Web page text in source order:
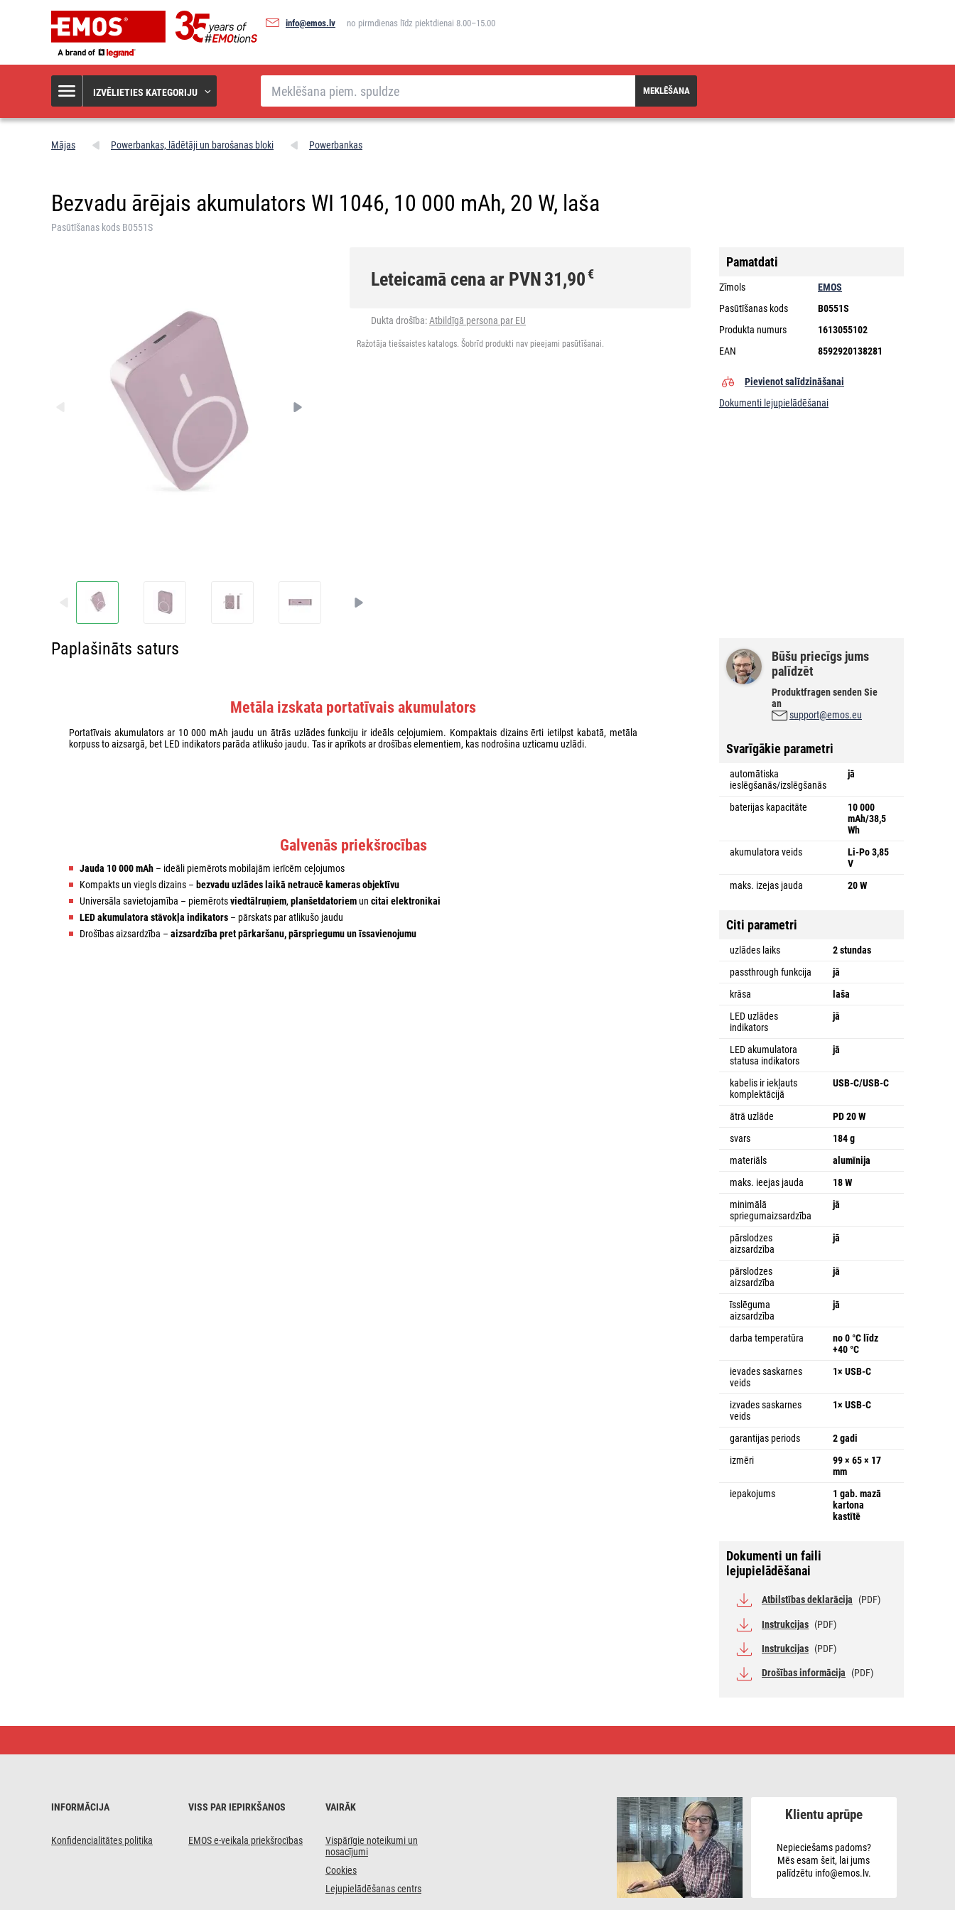
info@emos.lv no pirmdienas līdz piektdienai 8.00–15.00
IZVĒLIETIES KATEGORIJU
Meklēšana
MEKLĒŠANA
Mājas Powerbankas, lādētāji un barošanas bloki Powerbankas
Bezvadu ārējais akumulators WI 1046, 10 000 mAh, 20 W, laša
Pasūtīšanas kods B0551S
Leteicamā cena ar PVN 31,90€
Dukta drošība:Atbildīgā persona par EU
Ražotāja tiešsaistes katalogs. Šobrīd produkti nav pieejami pasūtīšanai.
Pamatdati
Zīmols
EMOS
Pasūtīšanas kods
B0551S
Produkta numurs
1613055102
EAN
8592920138281
Pievienot salīdzināšanai
Dokumenti lejupielādēšanai
Paplašināts saturs
Metāla izskata portatīvais akumulators
Portatīvais akumulators ar 10 000 mAh jaudu un ātrās uzlādes funkciju ir ideāls ceļojumiem. Kompaktais dizains ērti ietilpst kabatā, metāla
korpuss to aizsargā, bet LED indikators parāda atlikušo jaudu. Tas ir aprīkots ar drošības elementiem, kas nodrošina uzticamu uzlādi.
Galvenās priekšrocības
Jauda 10 000 mAh – ideāli piemērots mobilajām ierīcēm ceļojumos
Kompakts un viegls dizains – bezvadu uzlādes laikā netraucē kameras objektīvu
Universāla savietojamība – piemērotsviedtālruņiem, planšetdatoriemun citai elektronikai
LED akumulatora stāvokļa indikators – pārskats par atlikušo jaudu
Drošības aizsardzība – aizsardzība pret pārkaršanu, pārspriegumu un īssavienojumu
Būšu priecīgs jums
palīdzēt
Produktfragen senden Sie
an
support@emos.eu
Svarīgākie parametri
automātiska
ieslēgšanās/izslēgšanās
jā
baterijas kapacitāte
10 000
mAh/38,5
Wh
akumulatora veids
Li-Po 3,85
V
maks. izejas jauda
20 W
Citi parametri
uzlādes laiks
2 stundas
passthrough funkcija
jā
krāsa
laša
LED uzlādes
indikators
jā
LED akumulatora
statusa indikators
jā
kabelis ir iekļauts
komplektācijā
USB-C/USB-C
ātrā uzlāde
PD 20 W
svars
184 g
materiāls
alumīnija
maks. ieejas jauda
18 W
minimālā
spriegumaizsardzība
jā
pārslodzes
aizsardzība
jā
pārslodzes
aizsardzība
jā
īsslēguma
aizsardzība
jā
darba temperatūra
no 0 °C līdz
+40 °C
ievades saskarnes
veids
1× USB-C
izvades saskarnes
veids
1× USB-C
garantijas periods
2 gadi
izmēri
99 × 65 × 17
mm
iepakojums
1 gab. mazā
kartona
kastītē
Dokumenti un faili
lejupielādēšanai
Atbilstības deklarācija (PDF)
Instrukcijas (PDF)
Instrukcijas (PDF)
Drošības informācija (PDF)
akumulators
INFORMĀCIJA
Konfidencialitātes politika
VISS PAR IEPIRKŠANOS
EMOS e-veikala priekšrocības
VAIRĀK
Vispārīgie noteikumi un
nosacījumi
Cookies
Lejupielādēšanas centrs
Klientu aprūpe
Nepieciešams padoms?
Mēs esam šeit, lai jums
palīdzētu info@emos.lv.